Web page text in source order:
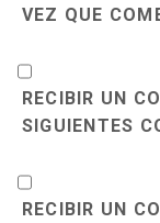
VEZ QUE
RECIBIR UN
SIGUIENTES
RECIBIR UN